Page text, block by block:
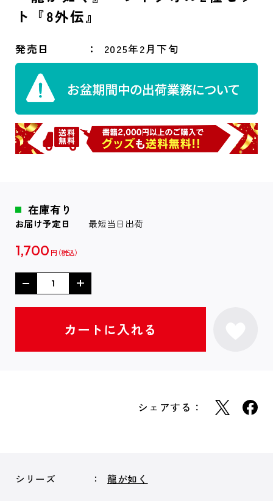
ト『8外伝』
発売日 2025年2月下旬
在庫有り
お届け予定日 最短当日出荷
1,700 円
シェアする：
シリーズ 龍が如く